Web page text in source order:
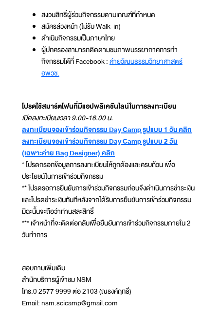
สงวนสิทธิ์ผู้ร่วมกิจกรรมตามเกณฑ์ที่กำหนด
สมัครล่วงหน้า (ไม่รับ Walk-in)
ดำเนินกิจกรรมเป็นภาษาไทย
ผู้ปกครองสามารถติดตามชมภาพบรรยากาศการทำ
กิจกรรมได้ที่ Facebook :ค่ายวัฒนธรรมวิทยาศาสตร์
อพวช.
โปรดใช้สมาร์ตโฟนที่มีแอปพลิเคชันไลน์ในการลงทะเบียน
เปิดลงทะเบียนเวลา 9.00-16.00 น.
ลงทะเบียนจองเข้าร่วมกิจกรรม Day Camp รูปแบบ 1 วัน คลิก
ลงทะเบียนจองเข้าร่วมกิจกรรม Day Camp รูปแบบ 2 วัน
(เฉพาะค่าย Bag Designer) คลิก
* โปรดกรอกข้อมูลการลงทะเบียนให้ถูกต้องและครบถ้วน เพื่อ
ประโยชน์ในการเข้าร่วมกิจกรรม
** โปรดรอการยืนยันการเข้าร่วมกิจกรรมก่อนจึงดำเนินการชำระเงิน
และโปรดชำระเงินทันทีหลังจากได้รับการยืนยันการเข้าร่วมกิจกรรม
มิฉะนั้นจะถือว่าท่านสละสิทธิ์
*** เจ้าหน้าที่จะติดต่อกลับเพื่อยืนยันการเข้าร่วมกิจกรรมภายใน 2
วันทำการ
สอบถามเพิ่มเติม
สำนักบริการผู้เข้าชม NSM
โทร.0 2577 9999 ต่อ 2103 (ณรงค์ฤทธิ์)
Email: nsm.scicamp@gmail.com